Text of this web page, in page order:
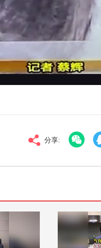
倍速
分享: